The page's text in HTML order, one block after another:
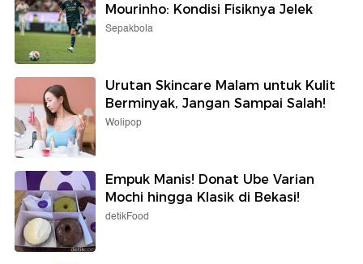
Mourinho: Kondisi Fisiknya Jelek
Sepakbola
Urutan Skincare Malam untuk Kulit
Berminyak, Jangan Sampai Salah!
Wolipop
Empuk Manis! Donat Ube Varian
Mochi hingga Klasik di Bekasi!
detikFood